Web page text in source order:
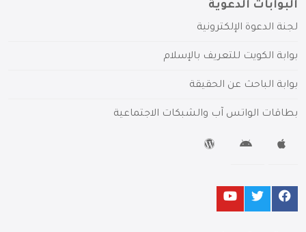
البوابات الدعوية
لجنة الدعوة الإلكترونية
بوابة الكويت للتعريف بالإسلام
بوابة الباحث عن الحقيقة
بطاقات الواتس آب والشبكات الاجتماعية